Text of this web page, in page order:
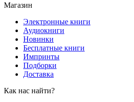
Магазин
Электронные книги
Аудиокниги
Новинки
Бесплатные книги
Импринты
Подборки
Доставка
Как нас найти?